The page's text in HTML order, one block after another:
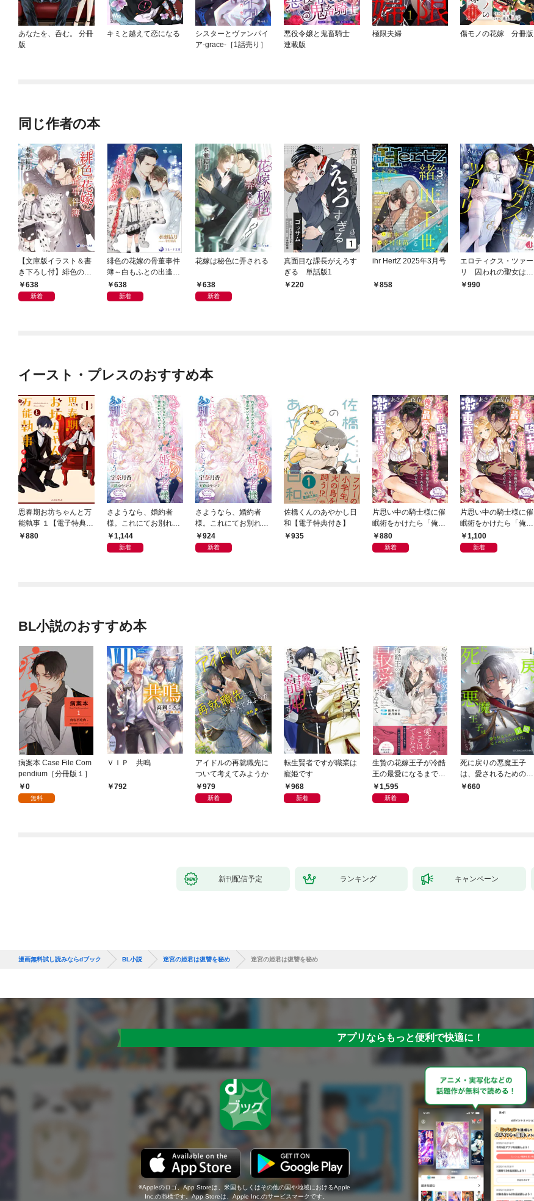
あなたを、呑む。 分冊
版
キミと越えて恋になる
シスターとヴァンパイ
ア-grace-［1話売り］
悪役令嬢と鬼畜騎士
連載版
極限夫婦 傷モノの花嫁 分冊版
同じ作者の本
【文庫版イラスト＆書
き下ろし付】緋色の花
嫁の骨董事件簿
638
新着
緋色の花嫁の骨董事件
簿～白もふとの出逢い
編～638
新着
花嫁は秘色に弄される
638
新着
真面目な課長がえろす
ぎる 単話版1
220
ihr HertZ 2025年3月号
858
エロティクス・ツァー
リ 囚われの聖女は淫
姫に堕とされる
990
イースト・プレスのおすすめ本
思春期お坊ちゃんと万
能執事 １【電子特典付
き】880
さようなら、婚約者
様。これにてお別れい
たしましょう【電子書
籍特装版】
1,144
新着
さようなら、婚約者
様。これにてお別れい
たしましょう
924
新着
佐橋くんのあやかし日
和【電子特典付き】
935
片思い中の騎士様に催
眠術をかけたら「俺の
最愛の人」と激重感情
をぶつけられています
880
新着
片思い中の騎士様に催
眠術をかけたら「俺の
最愛の人」と激重感情
をぶつけられています
1,100
新着
BL小説のおすすめ本
病案本 Case File Com
pendium［分冊版１］
0
無料
ＶＩＰ 共鳴
792
アイドルの再就職先に
ついて考えてみようか
979
新着
転生賢者ですが職業は
寵姫です
968
新着
生贄の花嫁王子が冷酷
王の最愛になるまで
【イラスト付き】【単
行本書き下ろしSS付
1,595
新着
死に戻りの悪魔王子
は、愛されるための実
験をはじめることにし
660
新刊配信予定 ランキング キャンペーン
漫画無料試し読みならdブック BL小説 迷宮の姫君は復讐を秘め 迷宮の姫君は復讐を秘め
アプリならもっと便利で快適に！
Appleのロゴ、App Storeは、米国もしくはその他の国や地域におけるApple
Inc.の商標です。App Storeは、Apple Inc.のサービスマークです。